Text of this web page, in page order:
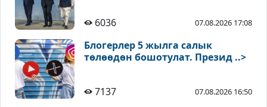
6036 07.08.2026 17:08
Блогерлер 5 жылга салык
төлөөдөн бошотулат. Презид ..>
7137 07.08.2026 16:50